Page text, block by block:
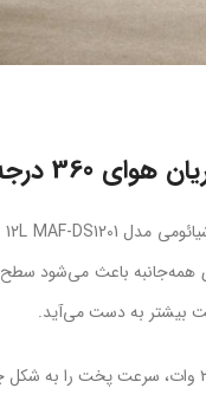
360 درجه:
باعث می‌شود سطح
بیشتر به دست می‌آید.